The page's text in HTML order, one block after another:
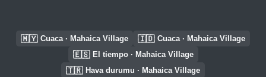
🇲🇾 Cuaca · Mahaica Village 🇮🇩 Cuaca · Mahaica Village
🇪🇸 El tiempo · Mahaica Village
🇹🇷 Hava durumu · Mahaica Village